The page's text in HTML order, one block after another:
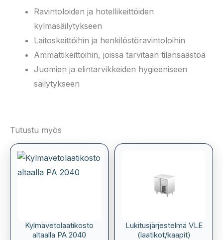
Ravintoloiden ja hotellikeittöiden
kylmäsäilytykseen
Laitoskeittöihin ja henkilöstöravintoloihin
Ammattikeittöihin, joissa tarvitaan tilansäästöä
Juomien ja elintarvikkeiden hygieeniseen
säilytykseen
Tutustu myös
Kylmävetolaatikosto
altaalla PA 2040
Lukitusjärjestelmä VLE
(laatikot/kaapit)